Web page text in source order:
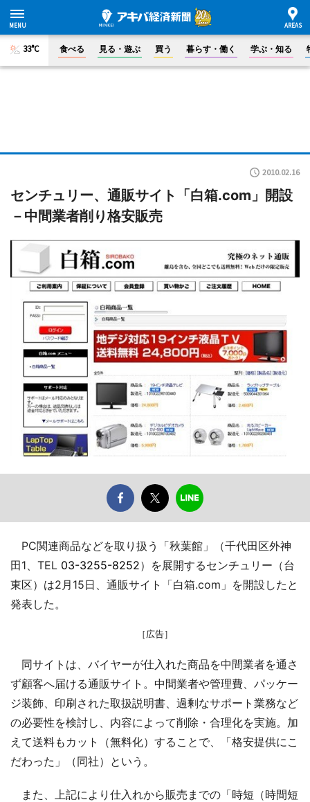
33°C 食べる 見る・遊ぶ 買う 暮らす・働く 学ぶ・知る
2010.02.16
センチュリー、通販サイト「白箱.com」開設
－中間業者削り格安販売
PC関連商品などを取り扱う「秋葉館」（千代田区外神
田1、TEL 03-3255-8252）を展開するセンチュリー（台
東区）は2月15日、通販サイト「白箱.com」を開設したと
発表した。
［広告］
同サイトは、バイヤーが仕入れた商品を中間業者を通さ
ず顧客へ届ける通販サイト。中間業者や管理費、パッケー
ジ装飾、印刷された取扱説明書、過剰なサポート業務など
の必要性を検討し、内容によって削除・合理化を実施。加
えて送料もカット（無料化）することで、「格安提供にこ
だわった」（同社）という。
また、上記により仕入れから販売までの「時短（時間短